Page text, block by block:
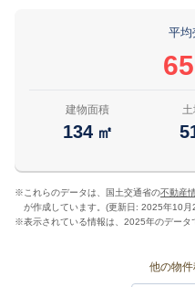
平均
建物面積
134 ㎡
※ これらのデータは、国土交通省の不動産
が作成しています。(更新日: 2025年10月
※表示されている情報は、2025年のデータ
他の物